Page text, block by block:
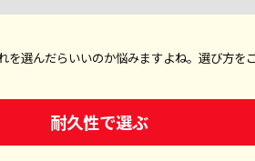
選んだらいいのか悩みますよね。選び方を
耐久性で選ぶ